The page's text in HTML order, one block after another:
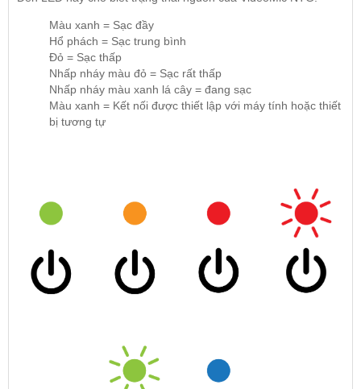
Màu xanh = Sạc đầy
Hổ phách = Sạc trung bình
Đỏ = Sạc thấp
Nhấp nháy màu đỏ = Sạc rất thấp
Nhấp nháy màu xanh lá cây = đang sạc
Màu xanh = Kết nối được thiết lập với máy tính hoặc thiết
bị tương tự